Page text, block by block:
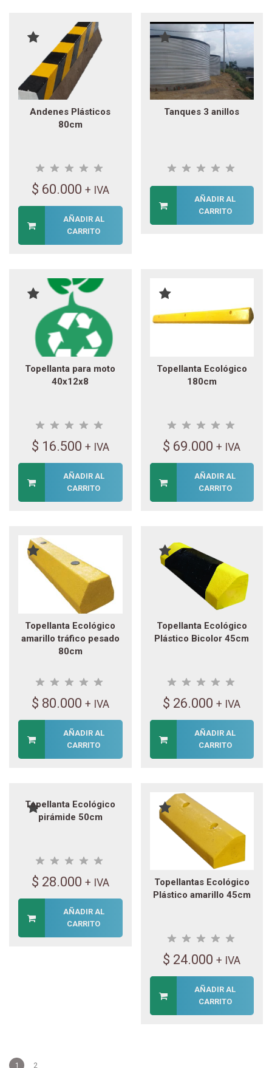
Andenes Plásticos
80cm
$ 60.000 + IVA
AÑADIR AL
CARRITO
Tanques 3 anillos
AÑADIR AL
CARRITO
Topellanta para moto
40x12x8
$ 16.500 + IVA
AÑADIR AL
CARRITO
Topellanta Ecológico
180cm
$ 69.000 + IVA
AÑADIR AL
CARRITO
Topellanta Ecológico
amarillo tráfico pesado
80cm
$ 80.000 + IVA
AÑADIR AL
CARRITO
Topellanta Ecológico
Plástico Bicolor 45cm
$ 26.000 + IVA
AÑADIR AL
CARRITO
Topellanta Ecológico
pirámide 50cm
$ 28.000 + IVA
AÑADIR AL
CARRITO
Topellantas Ecológico
Plástico amarillo 45cm
$ 24.000 + IVA
AÑADIR AL
CARRITO
1 2